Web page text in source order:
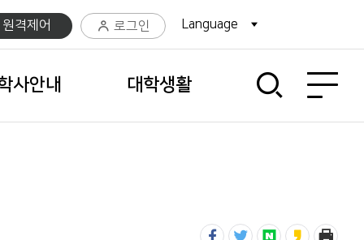
원격제어 로그인 Language
사안내 대학생활